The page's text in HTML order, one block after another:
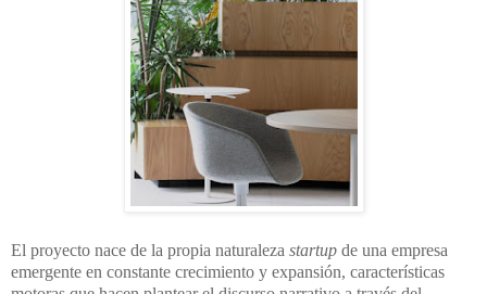
El proyecto nace de la propia naturaleza startup de una empresa
emergente en constante crecimiento y expansión, características